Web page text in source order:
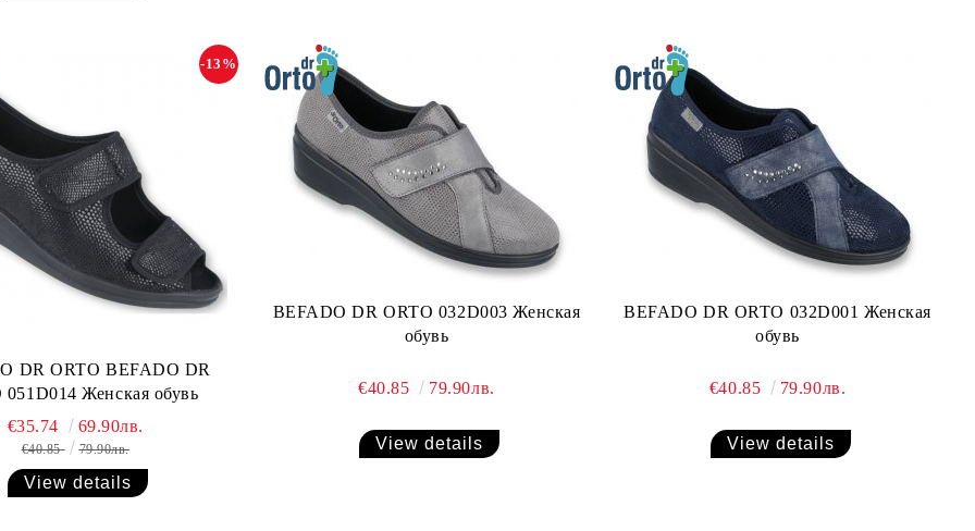
ORTO BEFADO DR
051D014 Женская обувь
-13%
€35.74 69.90лв.
€40.85 79.90лв.
View details
BEFADO DR ORTO 032D003 Женская
обувь
€40.85 79.90лв.
View details
BEFADO DR ORTO 032D001 Женская
обувь
€40.85 79.90лв.
View details